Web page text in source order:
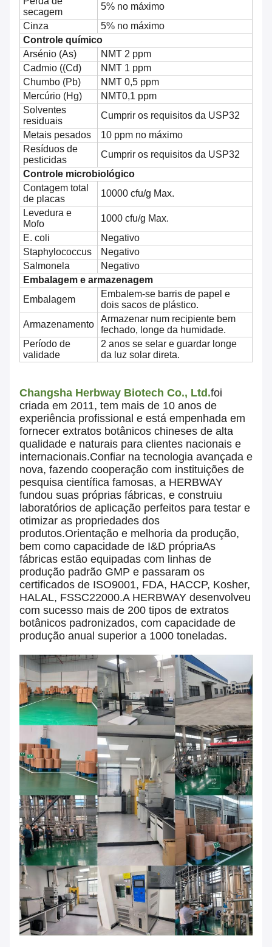
secagem
5% no máximo
Cinza
5% no máximo
Controle químico
Arsénio (As)
NMT 2 ppm
Cadmio ((Cd)
NMT 1 ppm
Chumbo (Pb)
NMT 0,5 ppm
Mercúrio (Hg)
NMT0,1 ppm
Solventes
residuais
Cumprir os requisitos da USP32
Metais pesados
10 ppm no máximo
Resíduos de
pesticidas
Cumprir os requisitos da USP32
Controle microbiológico
Contagem total
de placas
10000 cfu/g Max.
Levedura e
Mofo
1000 cfu/g Max.
E. coli
Negativo
Staphylococcus
Negativo
Salmonela
Negativo
Embalagem e armazenagem
Embalagem
Embalem-se barris de papel e
dois sacos de plástico.
Armazenamento
Armazenar num recipiente bem
fechado, longe da humidade.
Período de
validade
2 anos se selar e guardar longe
da luz solar direta.
Changsha Herbway Biotech Co., Ltd.foi
criada em 2011, tem mais de 10 anos de
experiência profissional e está empenhada em
fornecer extratos botânicos chineses de alta
qualidade e naturais para clientes nacionais e
internacionais.Confiar na tecnologia avançada e
nova, fazendo cooperação com instituições de
pesquisa científica famosas, a HERBWAY
fundou suas próprias fábricas, e construiu
laboratórios de aplicação perfeitos para testar e
otimizar as propriedades dos
produtos.Orientação e melhoria da produção,
bem como capacidade de I&D própriaAs
fábricas estão equipadas com linhas de
produção padrão GMP e passaram os
certificados de ISO9001, FDA, HACCP, Kosher,
HALAL, FSSC22000.A HERBWAY desenvolveu
com sucesso mais de 200 tipos de extratos
botânicos padronizados, com capacidade de
produção anual superior a 1000 toneladas.